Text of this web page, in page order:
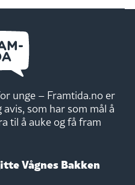
unge – Framtida.no er
som har som mål å
til å auke og få fram
Vågnes Bakken